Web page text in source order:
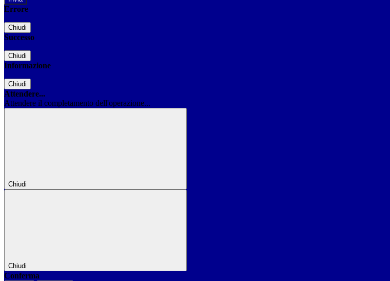
Errore
Chiudi
Successo
Chiudi
Informazione
Chiudi
Attendere...
Attendere il completamento dell'operazione...
Chiudi
Chiudi
Conferma